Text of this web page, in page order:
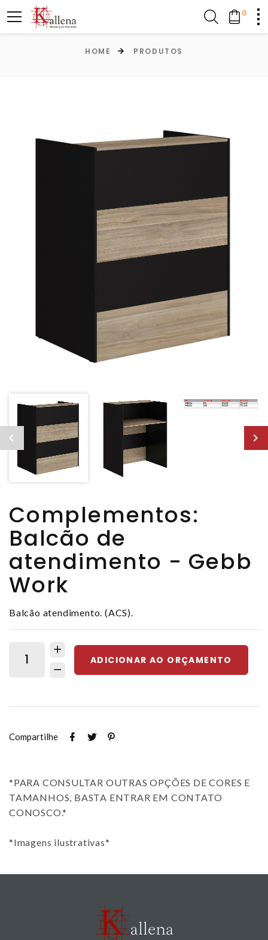
0
HOME PRODUTOS
Complementos:
Balcão de
atendimento - Gebb
Work
Balcão atendimento. (ACS).
ADICIONAR AO ORÇAMENTO
Compartilhe
*PARA CONSULTAR OUTRAS OPÇÕES DE CORES E
TAMANHOS, BASTA ENTRAR EM CONTATO
CONOSCO.*
*Imagens ilustrativas*